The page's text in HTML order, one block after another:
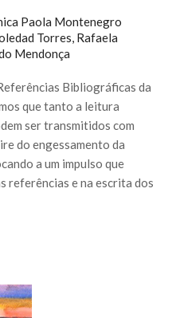
Paola Montenegro
Torres, Rafaela
Mendonça
Bibliográficas da
que tanto a leitura
ser transmitidos com
do engessamento da
a um impulso que
referências e na escrita dos